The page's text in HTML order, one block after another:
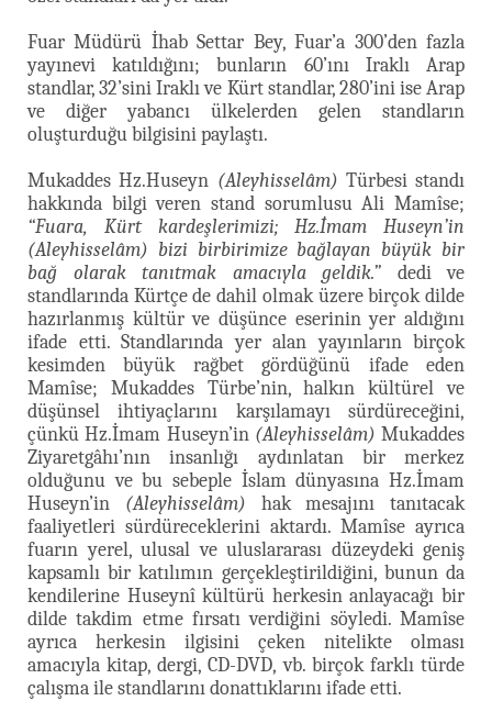
Fuar Müdürü İhab Settar Bey, Fuar’a 300’den fazla
yayınevi katıldığını; bunların 60’ını Iraklı Arap
standlar, 32’sini Iraklı ve Kürt standlar, 280’ini ise Arap
ve diğer yabancı ülkelerden gelen standların
oluşturduğu bilgisini paylaştı.
Mukaddes Hz.Huseyn (Aleyhisselâm) Türbesi standı
hakkında bilgi veren stand sorumlusu Ali Mamîse;
“Fuara, Kürt kardeşlerimizi; Hz.İmam Huseyn’in
(Aleyhisselâm) bizi birbirimize bağlayan büyük bir
bağ olarak tanıtmak amacıyla geldik.” dedi ve
standlarında Kürtçe de dahil olmak üzere birçok dilde
hazırlanmış kültür ve düşünce eserinin yer aldığını
ifade etti. Standlarında yer alan yayınların birçok
kesimden büyük rağbet gördüğünü ifade eden
Mamîse; Mukaddes Türbe’nin, halkın kültürel ve
düşünsel ihtiyaçlarını karşılamayı sürdüreceğini,
çünkü Hz.İmam Huseyn’in (Aleyhisselâm) Mukaddes
Ziyaretgâhı’nın insanlığı aydınlatan bir merkez
olduğunu ve bu sebeple İslam dünyasına Hz.İmam
Huseyn’in (Aleyhisselâm) hak mesajını tanıtacak
faaliyetleri sürdüreceklerini aktardı. Mamîse ayrıca
fuarın yerel, ulusal ve uluslararası düzeydeki geniş
kapsamlı bir katılımın gerçekleştirildiğini, bunun da
kendilerine Huseynî kültürü herkesin anlayacağı bir
dilde takdim etme fırsatı verdiğini söyledi. Mamîse
ayrıca herkesin ilgisini çeken nitelikte olması
amacıyla kitap, dergi, CD-DVD, vb. birçok farklı türde
çalışma ile standlarını donattıklarını ifade etti.